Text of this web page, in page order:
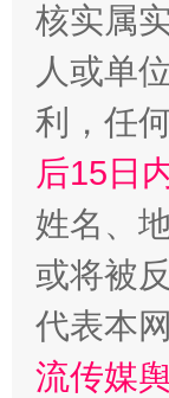
完善运行
核实属
人或单
利，任
后15日
姓名、
或将被
代表本
流传媒